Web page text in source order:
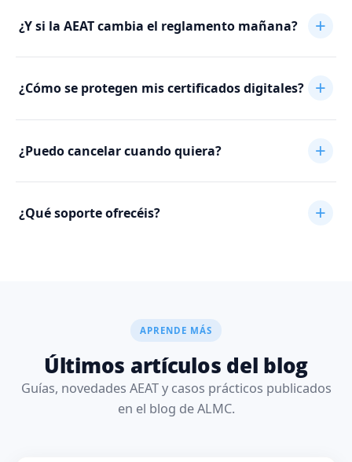
¿Y si la AEAT cambia el reglamento mañana?
¿Cómo se protegen mis certificados digitales?
¿Puedo cancelar cuando quiera?
¿Qué soporte ofrecéis?
APRENDE MÁS
Últimos artículos del blog
Guías, novedades AEAT y casos prácticos publicados
en el blog de ALMC.